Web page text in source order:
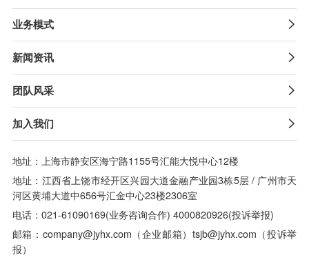
业务模式 
新闻资讯 
团队风采 
加入我们 
地址：上海市静安区海宁路1155号汇能大悦中心12楼
地址：江西省上饶市经开区兴园大道金融产业园3栋5层 / 广州市天
河区黄埔大道中656号汇金中心23楼2306室
电话：021-61090169(业务咨询合作) 4000820926(投诉举报)
邮箱：company@jyhx.com（企业邮箱）tsjb@jyhx.com（投诉举
报）